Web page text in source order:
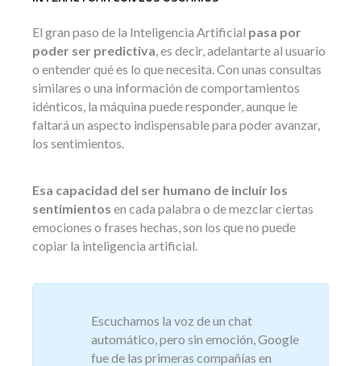
El gran paso de la Inteligencia Artificial pasa por
poder ser predictiva , es decir, adelantarte al usuario
o entender qué es lo que necesita. Con unas consultas
similares o una información de comportamientos
idénticos, la máquina puede responder, aunque le
faltará un aspecto indispensable para poder avanzar,
los sentimientos.
Esa capacidad del ser humano de incluir los
sentimientos en cada palabra o de mezclar ciertas
emociones o frases hechas, son los que no puede
copiar la inteligencia artificial.
Escuchamos la voz de un chat
automático, pero sin emoción, Google
fue de las primeras compañías en